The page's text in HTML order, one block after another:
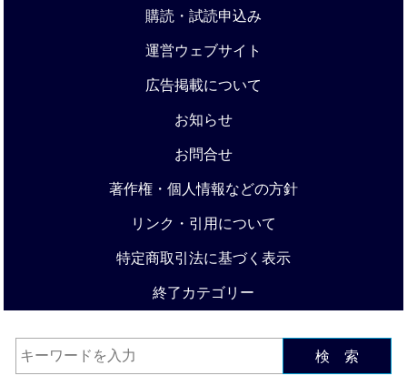
購読・試読申込み
運営ウェブサイト
広告掲載について
お知らせ
お問合せ
著作権・個人情報などの方針
リンク・引用について
特定商取引法に基づく表示
終了カテゴリー
検 索